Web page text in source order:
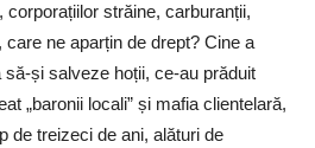
străine, carburanții,
ne aparțin de drept? Cine a
să-și salveze hoții, ce-au prăduit
„baronii locali” și mafia clientelară,
de treizeci de ani, alături de